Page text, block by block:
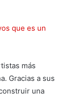
que es un
más
Gracias a sus
una